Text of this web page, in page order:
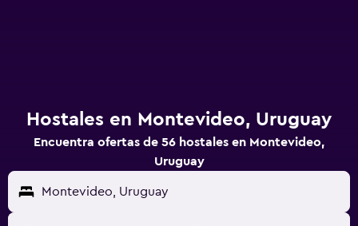
Hostales en Montevideo, Uruguay
Encuentra ofertas de 56 hostales en Montevideo,
Uruguay
Montevideo, Uruguay